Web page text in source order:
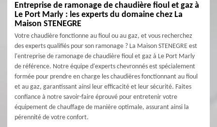
Entreprise de ramonage de chaudière fioul et gaz à
Le Port Marly : les experts du domaine chez La
Maison STENEGRE
Votre chaudière fonctionne au fioul ou au gaz, et vous recherchez
des experts qualifiés pour son ramonage ? La Maison STENEGRE est
l'entreprise de ramonage de chaudière fioul et gaz à Le Port Marly
de référence. Notre équipe d'experts chevronnés est spécialement
formée pour prendre en charge les chaudières fonctionnant au fioul
et au gaz, garantissant ainsi leur efficacité et leur sécurité. Faites
confiance à notre savoir-faire éprouvé pour entretenir votre
équipement de chauffage de manière optimale, assurant ainsi la
pérennité de votre confort.